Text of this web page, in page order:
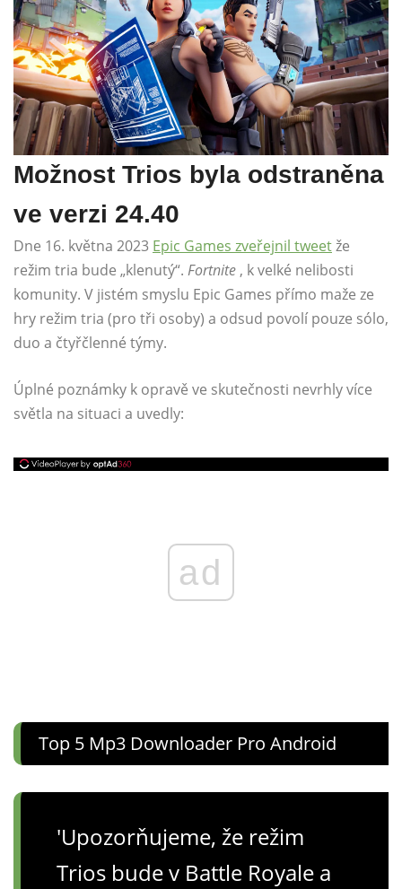
Možnost Trios byla odstraněna
ve verzi 24.40
Dne 16. května 2023 Epic Games zveřejnil tweetže
režim tria bude „klenutý“. Fortnite , k velké nelibosti
komunity. V jistém smyslu Epic Games přímo maže ze
hry režim tria (pro tři osoby) a odsud povolí pouze sólo,
duo a čtyřčlenné týmy.
Úplné poznámky k opravě ve skutečnosti nevrhly více
světla na situaci a uvedly:
ad
Top 5 Mp3 Downloader Pro Android
'Upozorňujeme, že režim
Trios bude v Battle Royale a